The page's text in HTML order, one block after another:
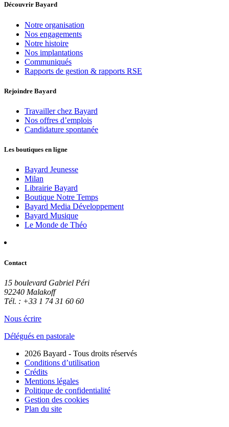
Découvrir Bayard
Notre organisation
Nos engagements
Notre histoire
Nos implantations
Communiqués
Rapports de gestion & rapports RSE
Rejoindre Bayard
Travailler chez Bayard
Nos offres d’emplois
Candidature spontanée
Les boutiques en ligne
Bayard Jeunesse
Milan
Librairie Bayard
Boutique Notre Temps
Bayard Media Développement
Bayard Musique
Le Monde de Théo
Contact
15 boulevard Gabriel Péri
92240 Malakoff
Tél. : +33 1 74 31 60 60
Nous écrire
Délégués en pastorale
2026 Bayard - Tous droits réservés
Conditions d’utilisation
Crédits
Mentions légales
Politique de confidentialité
Gestion des cookies
Plan du site